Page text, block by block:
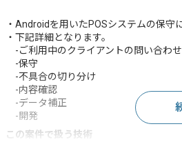
・Androidを用いたPOSシステムの保守
・下記詳細となります。
-ご利用中のクライアントの問い合わ
-保守
-不具合の切り分け
-内容確認
-データ補正
-開発
この案件で扱う技術